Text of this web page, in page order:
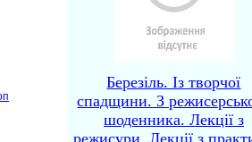
Березіль. Із творчої
спадщини. З
шоденника. Лекції з
режисури. Лекції з